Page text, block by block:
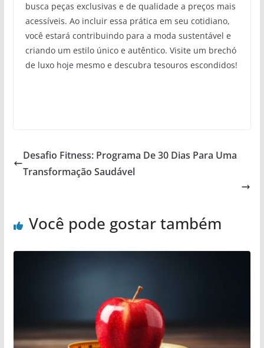
busca peças exclusivas e de qualidade a preços mais
acessíveis. Ao incluir essa prática em seu cotidiano,
você estará contribuindo para a moda sustentável e
criando um estilo único e autêntico. Visite um brechó
de luxo hoje mesmo e descubra tesouros escondidos!
Desafio Fitness: Programa De 30 Dias Para Uma
Transformação Saudável
Você pode gostar também